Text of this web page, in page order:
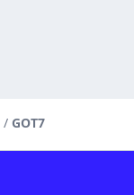
/ GOT7